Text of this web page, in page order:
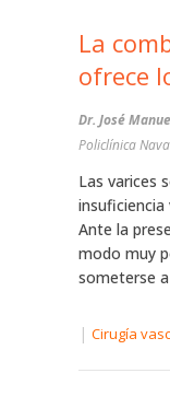
La
ofrece
Dr. José
Policlínica
Las varices
Ante la
modo muy
someterse
| Cirugía